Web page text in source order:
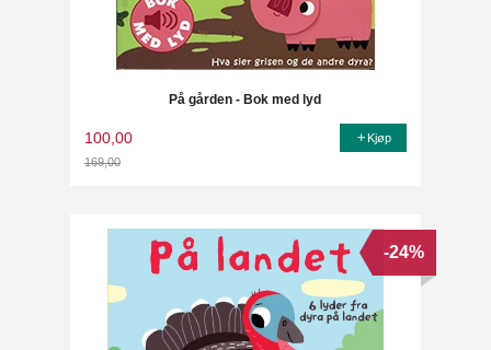
På gården - Bok med lyd
100,00
169,00
Kjøp
-24%